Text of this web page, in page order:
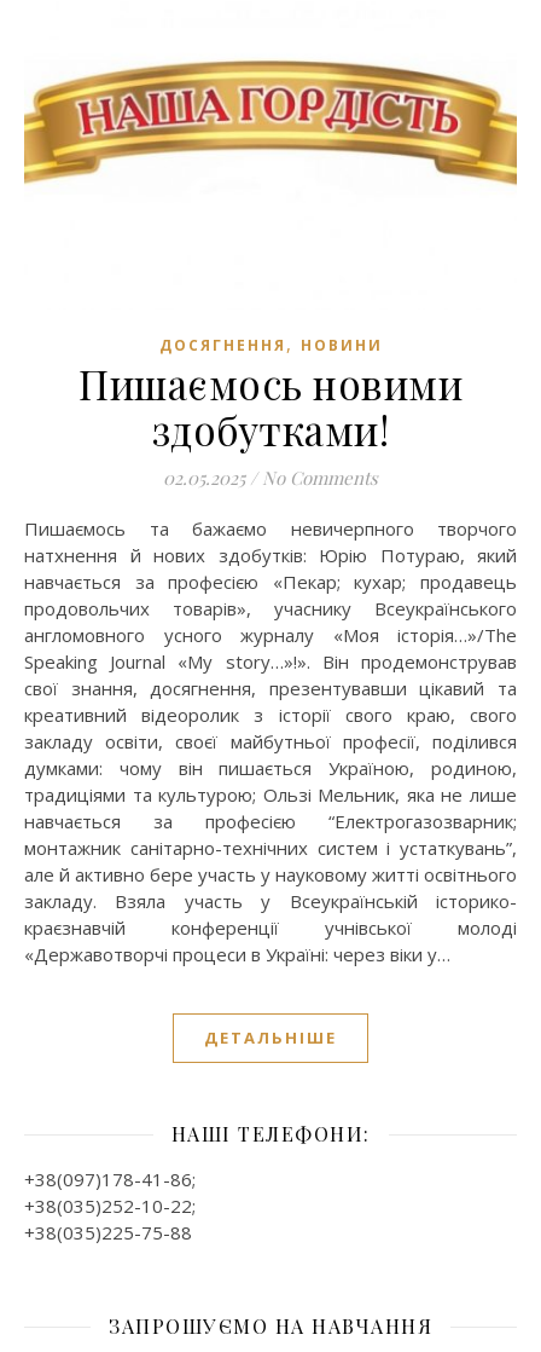
ДОСЯГНЕННЯ , НОВИНИ
Пишаємось новими
здобутками!
02.05.2025 / No Comments
Пишаємось та бажаємо невичерпного творчого
натхнення й нових здобутків: Юрію Потураю, який
навчається за професією «Пекар; кухар; продавець
продовольчих товарів», учаснику Всеукраїнського
англомовного усного журналу «Моя історія…»/The
Speaking Journal «My story…»!». Він продемонстрував
свої знання, досягнення, презентувавши цікавий та
креативний відеоролик з історії свого краю, свого
закладу освіти, своєї майбутньої професії, поділився
думками: чому він пишається Україною, родиною,
традиціями та культурою; Ользі Мельник, яка не лише
навчається за професією “Електрогазозварник;
монтажник санітарно-технічних систем і устаткувань”,
але й активно бере участь у науковому житті освітнього
закладу. Взяла участь у Всеукраїнській історико-
краєзнавчій конференції учнівської молоді
«Державотворчі процеси в Україні: через віки у…
ДЕТАЛЬНІШЕ
НАШІ ТЕЛЕФОНИ:
+38(097)178-41-86;
+38(035)252-10-22;
+38(035)225-75-88
ЗАПРОШУЄМО НА НАВЧАННЯ